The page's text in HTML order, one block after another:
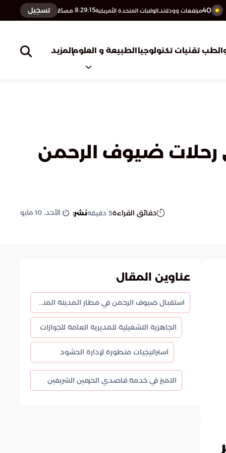
40مرتفعات وودلاند,الولايات المتحدة الأمريكية8:29:16 مساءً تسجيل
تقنيات تكنولوجياالطبيعة و العلومالمزيد
رحلات ضيوف الرحمن
دقائق القراءة5 دقيقةنشر: الأحد, 10 مايو
عناوين المقال
استقبال ضيوف الرحمن في مطار المدينة المنورة: ملامح التطوير في موسم حج 1447هـ
الجاهزية التشغيلية للمديرية العامة للجوازات
استراتيجيات متطورة لإدارة الحشود
التميز في خدمة قاصدي الحرمين الشريفين